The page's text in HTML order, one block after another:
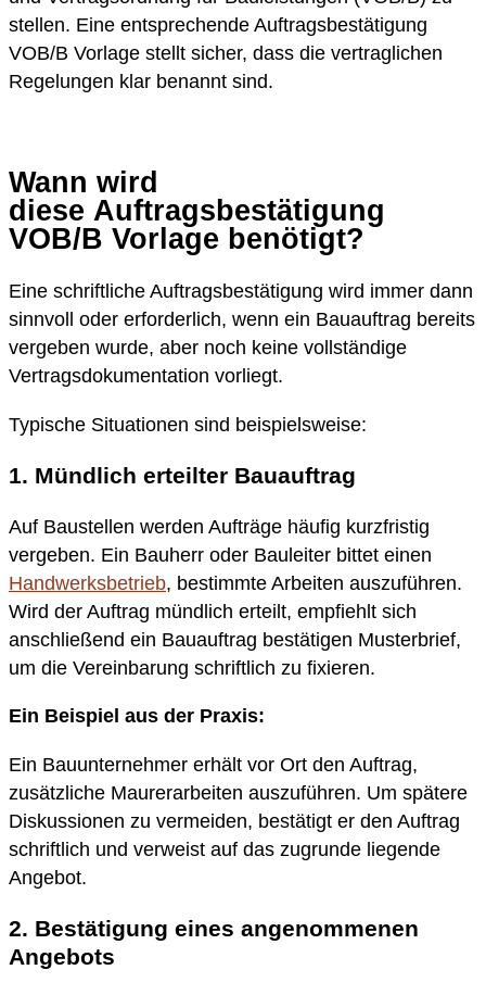
stellen. Eine entsprechende Auftragsbestätigung
VOB/B Vorlage stellt sicher, dass die vertraglichen
Regelungen klar benannt sind.
Wann wird
diese Auftragsbestätigung
VOB/B Vorlage benötigt?
Eine schriftliche Auftragsbestätigung wird immer dann
sinnvoll oder erforderlich, wenn ein Bauauftrag bereits
vergeben wurde, aber noch keine vollständige
Vertragsdokumentation vorliegt.
Typische Situationen sind beispielsweise:
1. Mündlich erteilter Bauauftrag
Auf Baustellen werden Aufträge häufig kurzfristig
vergeben. Ein Bauherr oder Bauleiter bittet einen
Handwerksbetrieb, bestimmte Arbeiten auszuführen.
Wird der Auftrag mündlich erteilt, empfiehlt sich
anschließend ein Bauauftrag bestätigen Musterbrief,
um die Vereinbarung schriftlich zu fixieren.
Ein Beispiel aus der Praxis:
Ein Bauunternehmer erhält vor Ort den Auftrag,
zusätzliche Maurerarbeiten auszuführen. Um spätere
Diskussionen zu vermeiden, bestätigt er den Auftrag
schriftlich und verweist auf das zugrunde liegende
Angebot.
2. Bestätigung eines angenommenen
Angebots